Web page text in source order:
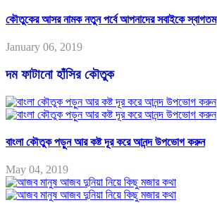
কৌতুকের আসর নামক নতুন পর্বে আপনাদের সবাইকে স্বাগতম
January 06, 2019
দম ফাটানো হাঁসির কৌতুক
বাংলা কৌতুক পড়ুন আর কষ্ট দূর করে আনন্দ উপভোগ করুন
May 04, 2019